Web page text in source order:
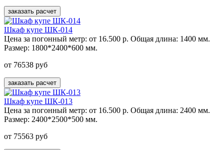
заказать расчет
Шкаф купе ШК-014
Цена за погонный метр: от 16.500 р. Общая длина: 1400 мм.
Размер: 1800*2400*600 мм.
от 76538 руб
заказать расчет
Шкаф купе ШК-013
Цена за погонный метр: от 16.500 р. Общая длина: 2400 мм.
Размер: 2400*2500*500 мм.
от 75563 руб